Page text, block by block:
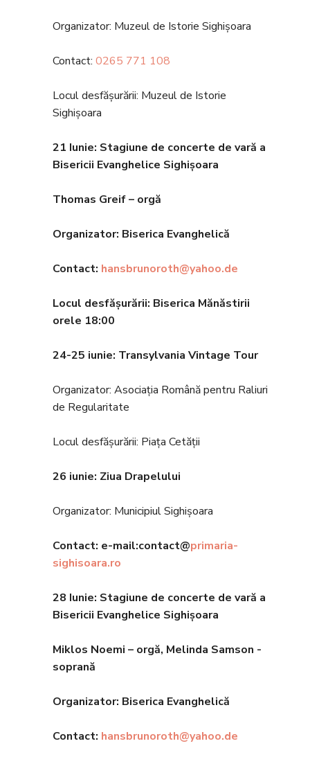
Organizator: Muzeul de Istorie Sighișoara
Contact: 0265 771 108
Locul desfășurării: Muzeul de Istorie
Sighișoara
21 Iunie: Stagiune de concerte de vară a
Bisericii Evanghelice Sighișoara
Thomas Greif – orgă
Organizator: Biserica Evanghelică
Contact: hansbrunoroth@yahoo.de
Locul desfășurării: Biserica Mănăstirii
orele 18:00
24-25 iunie: Transylvania Vintage Tour
Organizator: Asociația Română pentru Raliuri
de Regularitate
Locul desfășurării: Piața Cetății
26 iunie: Ziua Drapelului
Organizator: Municipiul Sighișoara
Contact: e-mail:contact@primaria-
sighisoara.ro
28 Iunie: Stagiune de concerte de vară a
Bisericii Evanghelice Sighișoara
Miklos Noemi – orgă, Melinda Samson -
soprană
Organizator: Biserica Evanghelică
Contact: hansbrunoroth@yahoo.de